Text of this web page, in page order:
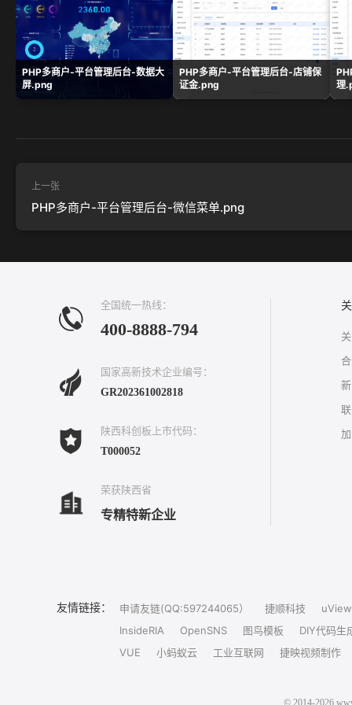
PHP多商户-平台管理后台-数据大
屏.png
PHP多商户-平台管理后台-店铺保
证金.png
理
上一张
PHP多商户-平台管理后台-微信菜单.png
全国统一热线：
400-8888-794
国家高新技术企业编号：
GR202361002818
陕西科创板上市代码：
T000052
荣获陕西省
专精特新企业
友情链接： 申请友链(QQ:597244065） 捷顺科技
uView
InsideRIA
OpenSNS 图鸟模板
DIY代码生
VUE
小蚂蚁云 工业互联网 捷映视频制作
© 2014-2026